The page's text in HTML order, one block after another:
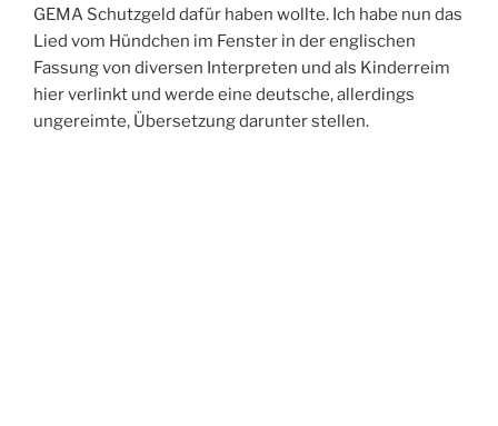
GEMA Schutzgeld dafür haben wollte. Ich habe nun das
Lied vom Hündchen im Fenster in der englischen
Fassung von diversen Interpreten und als Kinderreim
hier verlinkt und werde eine deutsche, allerdings
ungereimte, Übersetzung darunter stellen.